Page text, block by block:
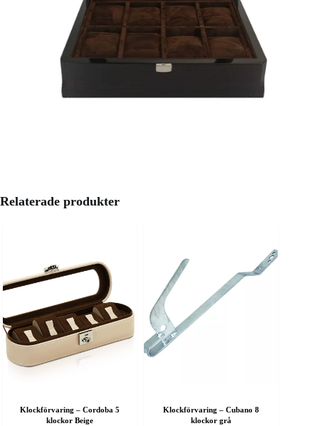
Relaterade produkter
Klockförvaring – Cordoba 5
klockor Beige
Klockförvaring – Cubano 8
klockor grå